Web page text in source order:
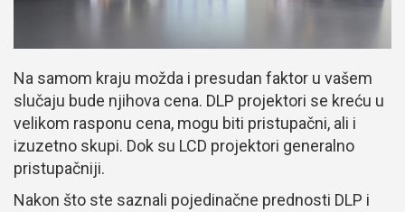
Na samom kraju možda i presudan faktor u vašem
slučaju bude njihova cena. DLP projektori se kreću u
velikom rasponu cena, mogu biti pristupačni, ali i
izuzetno skupi. Dok su LCD projektori generalno
pristupačniji.
Nakon što ste saznali pojedinačne prednosti DLP i